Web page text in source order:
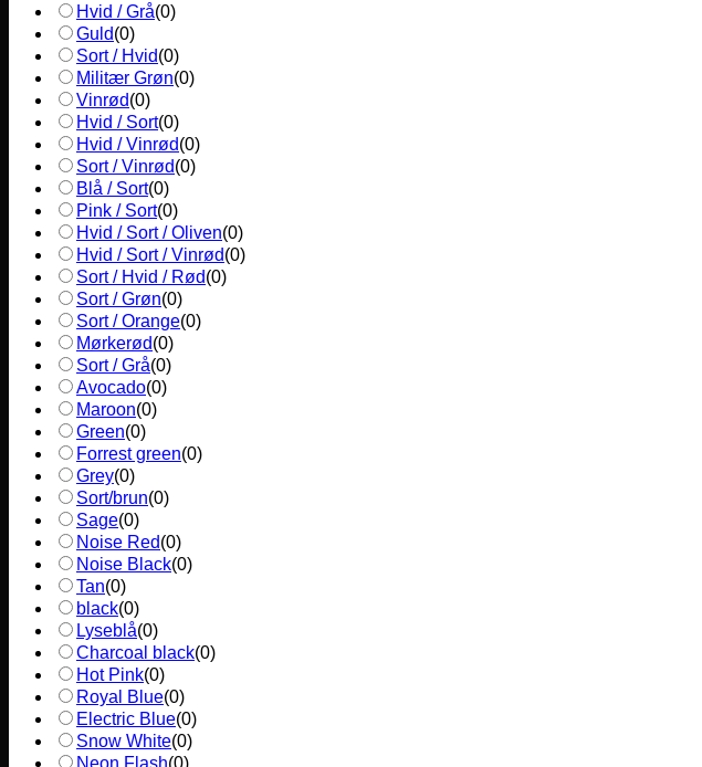
Hvid / Grå(0)
Guld(0)
Sort / Hvid(0)
Militær Grøn(0)
Vinrød(0)
Hvid / Sort(0)
Hvid / Vinrød(0)
Sort / Vinrød(0)
Blå / Sort(0)
Pink / Sort(0)
Hvid / Sort / Oliven(0)
Hvid / Sort / Vinrød(0)
Sort / Hvid / Rød(0)
Sort / Grøn(0)
Sort / Orange(0)
Mørkerød(0)
Sort / Grå(0)
Avocado(0)
Maroon(0)
Green(0)
Forrest green(0)
Grey(0)
Sort/brun(0)
Sage(0)
Noise Red(0)
Noise Black(0)
Tan(0)
black(0)
Lyseblå(0)
Charcoal black(0)
Hot Pink(0)
Royal Blue(0)
Electric Blue(0)
Snow White(0)
Neon Flash(0)